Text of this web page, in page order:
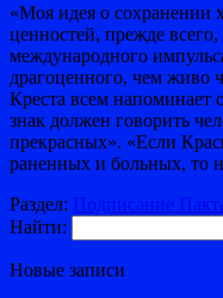
«Моя идея о сохранении
ценностей, прежде
международного
драгоценного, чем живо
Креста всем напоминает
знак должен говорить
прекрасных». «Если
раненных и больных, то
Раздел: Подписание
Найти:
Новые записи